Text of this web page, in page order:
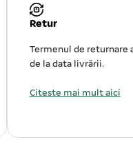
Retur
Termenul de returnare
de la data livrării.
Citeste mai mult aici